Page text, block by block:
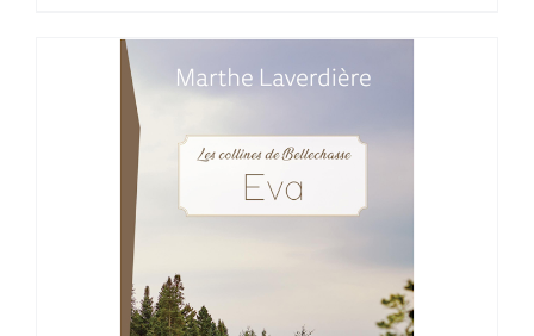
plusieurs
Les
peuvent
choisies
sur